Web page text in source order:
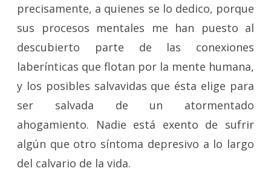
precisamente, a quienes se lo dedico, porque
sus procesos mentales me han puesto al
descubierto parte de las conexiones
laberínticas que flotan por la mente humana,
y los posibles salvavidas que ésta elige para
ser salvada de un atormentado
ahogamiento. Nadie está exento de sufrir
algún que otro síntoma depresivo a lo largo
del calvario de la vida.